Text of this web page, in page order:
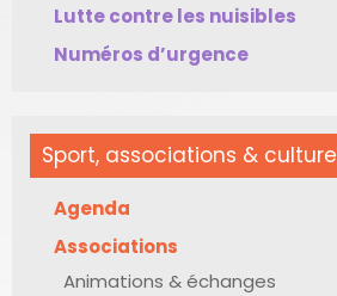
Lutte contre les nuisibles
Numéros d’urgence
Sport, associations & culture
Agenda
Associations
Animations & échanges